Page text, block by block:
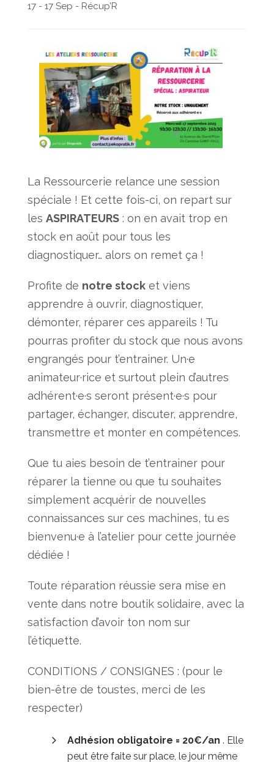
17 - 17 Sep - Récup’R
La Ressourcerie relance une session
spéciale ! Et cette fois-ci, on repart sur
les ASPIRATEURS : on en avait trop en
stock en août pour tous les
diagnostiquer… alors on remet ça !
Profite de notre stock et viens
apprendre à ouvrir, diagnostiquer,
démonter, réparer ces appareils ! Tu
pourras profiter du stock que nous avons
engrangés pour t’entrainer. Un·e
animateur·rice et surtout plein d’autres
adhérent·e·s seront présent·e·s pour
partager, échanger, discuter, apprendre,
transmettre et monter en compétences.
Que tu aies besoin de t’entrainer pour
réparer la tienne ou que tu souhaites
simplement acquérir de nouvelles
connaissances sur ces machines, tu es
bienvenu·e à l’atelier pour cette journée
dédiée !
Toute réparation réussie sera mise en
vente dans notre boutik solidaire, avec la
satisfaction d’avoir ton nom sur
l’étiquette.
CONDITIONS / CONSIGNES : (pour le
bien-être de toustes, merci de les
respecter)
Adhésion obligatoire = 20€/an . Elle
peut être faite sur place, le jour même